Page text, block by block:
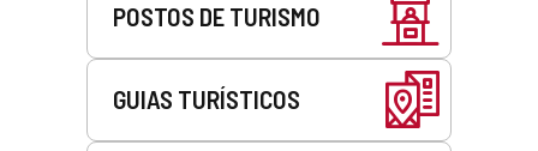
POSTOS DE TURISMO
GUIAS TURÍSTICOS